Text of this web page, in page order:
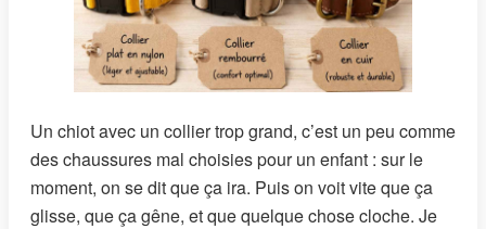
Un chiot avec un collier trop grand, c’est un peu comme
des chaussures mal choisies pour un enfant : sur le
moment, on se dit que ça ira. Puis on voit vite que ça
glisse, que ça gêne, et que quelque chose cloche. Je